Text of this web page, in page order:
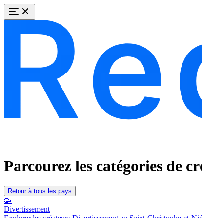
Parcourez les catégories de
Retour à tous les pays
🥳
Divertissement